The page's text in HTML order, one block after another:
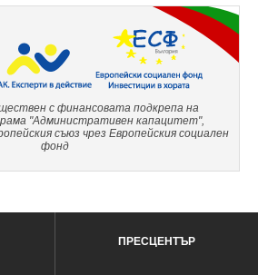
с финансовата подкрепа на
"Административен капацитет",
съюз чрез Европейския социален
фонд
ПРЕСЦЕНТЪР